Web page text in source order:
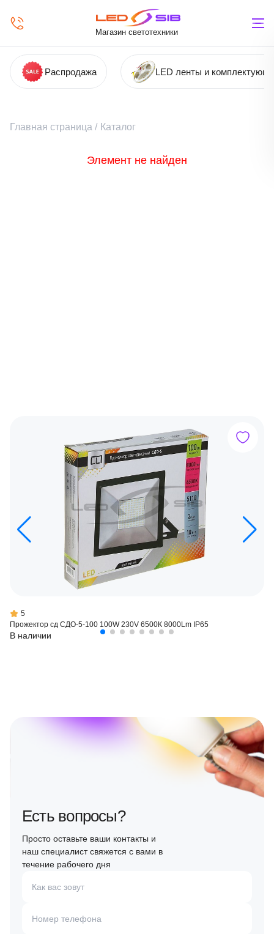
Магазин светотехники
Распродажа LED ленты и
Главная страница / Каталог
Элемент не найден
5
Прожектор сд СДО-5-100 100W 230V 6500К 8000Lm IP65
В наличии
Есть вопросы?
Просто оставьте ваши контакты и
наш специалист свяжется с вами в
течение рабочего дня
Как вас зовут
Номер телефона